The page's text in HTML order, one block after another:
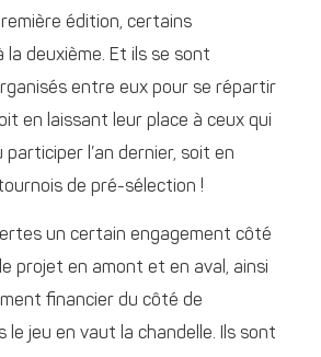
édition, certains
deuxième. Et ils se sont
entre eux pour se répartir
en laissant leur place à ceux qui
participer l’an dernier, soit en
de pré-sélection !
un certain engagement côté
projet en amont et en aval, ainsi
financier du côté de
le jeu en vaut la chandelle. Ils sont